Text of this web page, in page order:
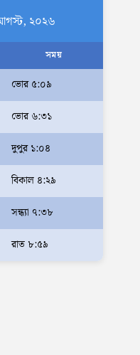
দায়িত্বশীল ভূমিকা
মীর হেলাল
উদ্যোগ নেয়ার আহ্বান
গ্রেপ্তার তার স্বামী
২০২৬
সময়
ভোর ৫:০৯
ভোর ৬:৩১
দুপুর ১:০৪
বিকাল ৪:২৯
সন্ধ্যা ৭:৩৮
রাত ৮:৫৯